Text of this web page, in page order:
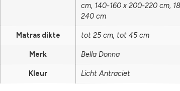
cm, 140-160 x 200-220 cm,
240 cm
Matras dikte tot 25 cm, tot 45 cm
Merk Bella Donna
Kleur Licht Antraciet